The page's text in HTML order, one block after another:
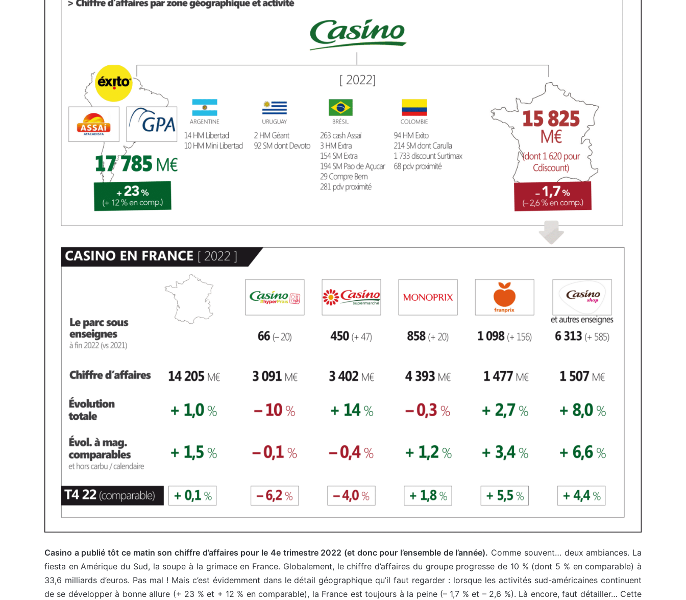
Casino a publié tôt ce matin son chiffre d’affaires pour le 4e trimestre 2022 (et donc pour l’ensemble de l’année). Comme souvent… deux ambiances. La
fiesta en Amérique du Sud, la soupe à la grimace en France. Globalement, le chiffre d’affaires du groupe progresse de 10 % (dont 5 % en comparable) à
33,6 milliards d’euros. Pas mal ! Mais c’est évidemment dans le détail géographique qu’il faut regarder : lorsque les activités sud-américaines continuent
de se développer à bonne allure (+ 23 % et + 12 % en comparable), la France est toujours à la peine (– 1,7 % et – 2,6 %). Là encore, faut détailler… Cette